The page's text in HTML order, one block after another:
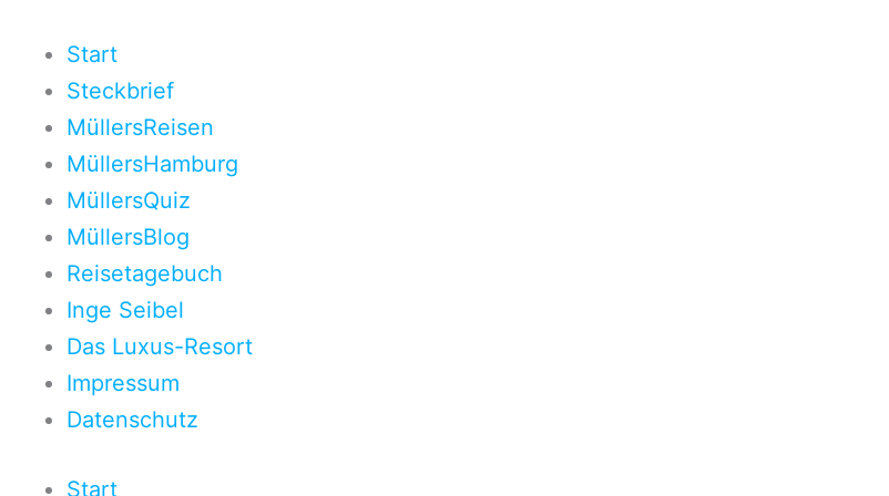
Inhalt
springen
Start
Steckbrief
MüllersReisen
MüllersHamburg
MüllersQuiz
MüllersBlog
Reisetagebuch
Inge Seibel
Das Luxus-Resort
Impressum
Datenschutz
Start